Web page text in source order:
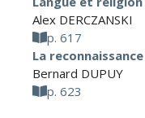
Alex DERCZANSKI
p. 617
La
Bernard DUPUY
p. 623